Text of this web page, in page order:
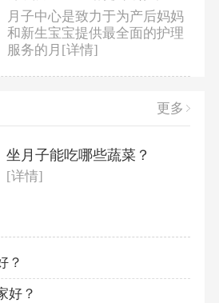
月子中心是致力于为产后妈妈
和新生宝宝提供最全面的护理
服务的月 [详情]
更多
坐月子能吃哪些蔬菜？
[详情]
？
好？